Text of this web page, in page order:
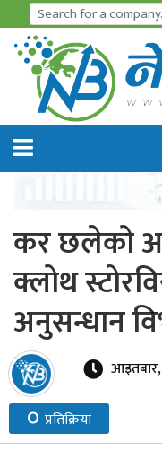
समाचार
अर्थतन्त्र
शेयर
आइ
पि
ओ
हाइड्रो
पावर
नेप्से
कर छलेको
क्लोथ
अनुसन्धान
० प्रतिक्रिया